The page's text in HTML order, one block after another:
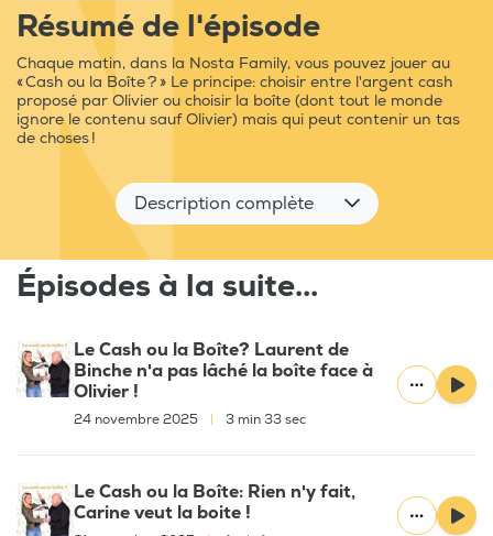
Résumé de l'épisode
Chaque matin, dans la Nosta Family, vous pouvez jouer au
« Cash ou la Boîte ? » Le principe: choisir entre l'argent cash
proposé par Olivier ou choisir la boîte (dont tout le monde
ignore le contenu sauf Olivier) mais qui peut contenir un tas
de choses !
Description complète
Épisodes à la suite...
Le Cash ou la Boîte? Laurent de
Binche n'a pas lâché la boîte face à
Olivier !
24 novembre 2025 3 min 33 sec
Le Cash ou la Boîte: Rien n'y fait,
Carine veut la boite !